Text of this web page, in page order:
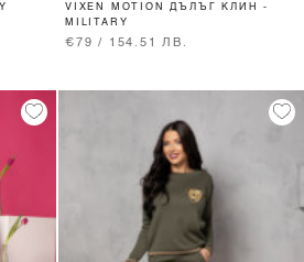
VIXEN MOTION ДЪЛЪГ КЛИН -
MILITARY
€79 / 154.51 ЛВ.